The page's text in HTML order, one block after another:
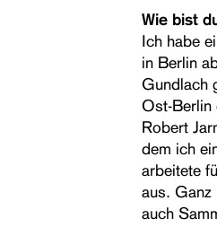
Wie bist
Ich habe
in Berlin
Gundlach
Ost-Berlin
Robert
dem ich
arbeitete
aus.
auch